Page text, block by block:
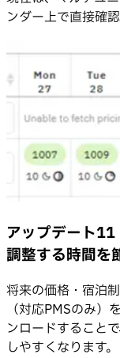
ンダー上で直接確認
アップデート
調整する時間を
将来の価格・宿泊
（対応PMSのみ）
ンロードすること
しやすくなります。